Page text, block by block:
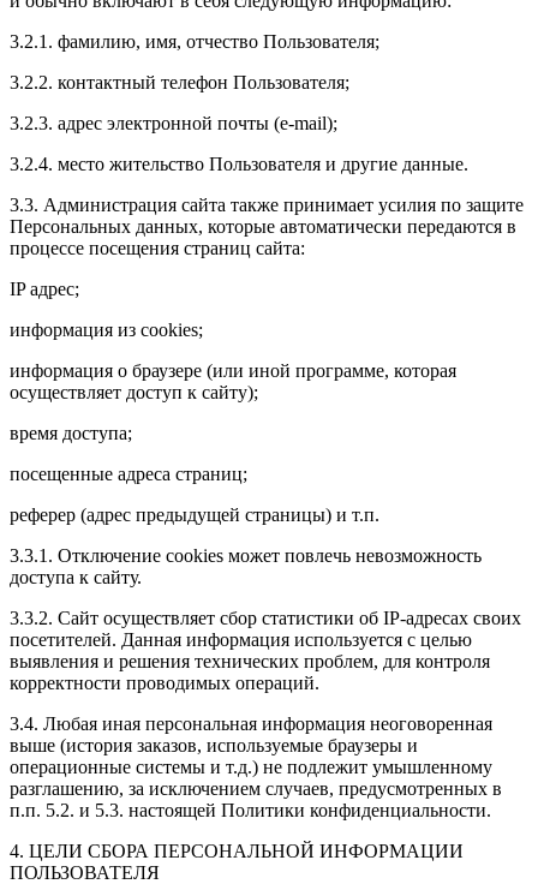
3.2.1. фамилию, имя, отчество Пользователя;
3.2.2. контактный телефон Пользователя;
3.2.3. адрес электронной почты (e-mail);
3.2.4. место жительство Пользователя и другие данные.
3.3. Администрация сайта также принимает усилия по защите
Персональных данных, которые автоматически передаются в
процессе посещения страниц сайта:
IP адрес;
информация из cookies;
информация о браузере (или иной программе, которая
осуществляет доступ к сайту);
время доступа;
посещенные адреса страниц;
реферер (адрес предыдущей страницы) и т.п.
3.3.1. Отключение cookies может повлечь невозможность
доступа к сайту.
3.3.2. Сайт осуществляет сбор статистики об IP-адресах своих
посетителей. Данная информация используется с целью
выявления и решения технических проблем, для контроля
корректности проводимых операций.
3.4. Любая иная персональная информация неоговоренная
выше (история заказов, используемые браузеры и
операционные системы и т.д.) не подлежит умышленному
разглашению, за исключением случаев, предусмотренных в
п.п. 5.2. и 5.3. настоящей Политики конфиденциальности.
4. ЦЕЛИ СБОРА ПЕРСОНАЛЬНОЙ ИНФОРМАЦИИ
ПОЛЬЗОВАТЕЛЯ